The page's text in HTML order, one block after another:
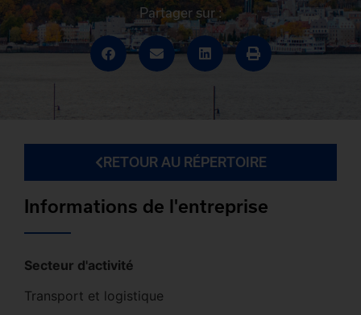
Partager sur :
RETOUR AU RÉPERTOIRE
Informations de l'entreprise
Secteur d'activité
Transport et logistique